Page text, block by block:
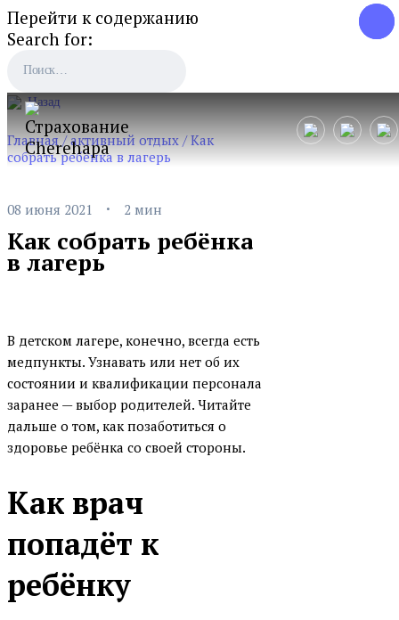
Перейти к содержанию
Search for:
Назад
Главная/активный отдых/Как
собрать ребёнка в лагерь
08 июня 2021 · 2 мин
Как собрать ребёнка
в лагерь
В детском лагере, конечно, всегда есть
медпункты. Узнавать или нет об их
состоянии и квалификации персонала
заранее — выбор родителей. Читайте
дальше о том, как позаботиться о
здоровье ребёнка со своей стороны.
Как врач
попадёт к
ребёнку